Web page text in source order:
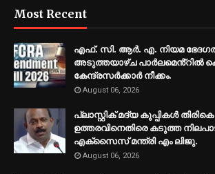
Most Recent
എഫ്. സി. ആർ. എ. നിയമ
അടുത്തയാഴ്ച പാർലമെൻ്റിൽ
കേന്ദ്രസർക്കാർ നീക്കം.
August 06, 2026
പ്ലാസ്റ്റിക് മദ്യ കുപ്പികൾ
ഉത്തരവിനെതിരെ കടുത്ത
എക്സൈസ് മന്ത്രി എം ലിജു.
August 06, 2026